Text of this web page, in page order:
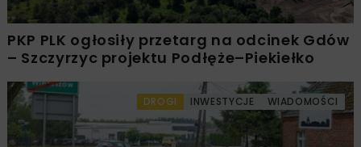
PKP PLK ogłosiły przetarg na odcinek Gdów
– Szczyrzyc projektu Podłęże–Piekiełko
DROGI INWESTYCJE WIADOMOŚCI